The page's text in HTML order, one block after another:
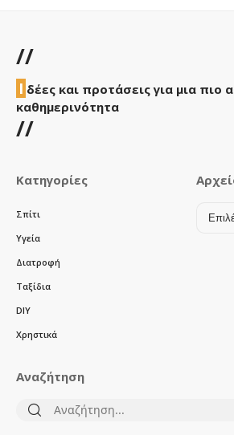
//
Ι δέες και προτάσεις για μια πιο
καθημερινότητα
//
Κατηγορίες
Σπίτι
Υγεία
Διατροφή
Ταξίδια
DIY
Χρηστικά
Αναζήτηση
Αναζήτηση